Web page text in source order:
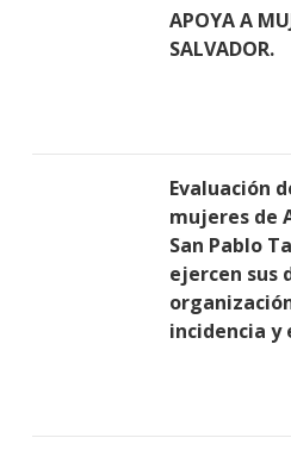
APOYA A
SALVADOR.
Evaluación
mujeres de
San Pablo
ejercen sus
incidencia y